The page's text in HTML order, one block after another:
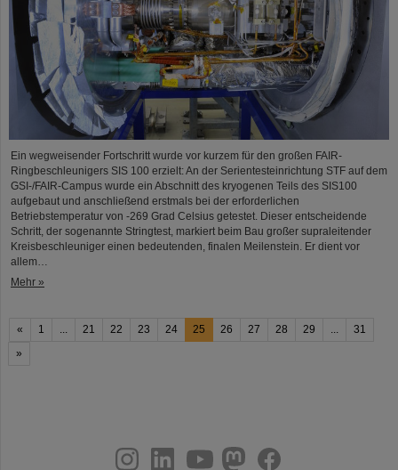
Ein wegweisender Fortschritt wurde vor kurzem für den großen FAIR-
Ringbeschleunigers SIS 100 erzielt: An der Serientesteinrichtung STF auf dem
GSI-/FAIR-Campus wurde ein Abschnitt des kryogenen Teils des SIS100
aufgebaut und anschließend erstmals bei der erforderlichen
Betriebstemperatur von -269 Grad Celsius getestet. Dieser entscheidende
Schritt, der sogenannte Stringtest, markiert beim Bau großer supraleitender
Kreisbeschleuniger einen bedeutenden, finalen Meilenstein. Er dient vor
allem…
Mehr »
« 1 ... 21 22 23 24 25 26 27 28 29 ...
31
»
youtubehelmholtz.socialfacebook